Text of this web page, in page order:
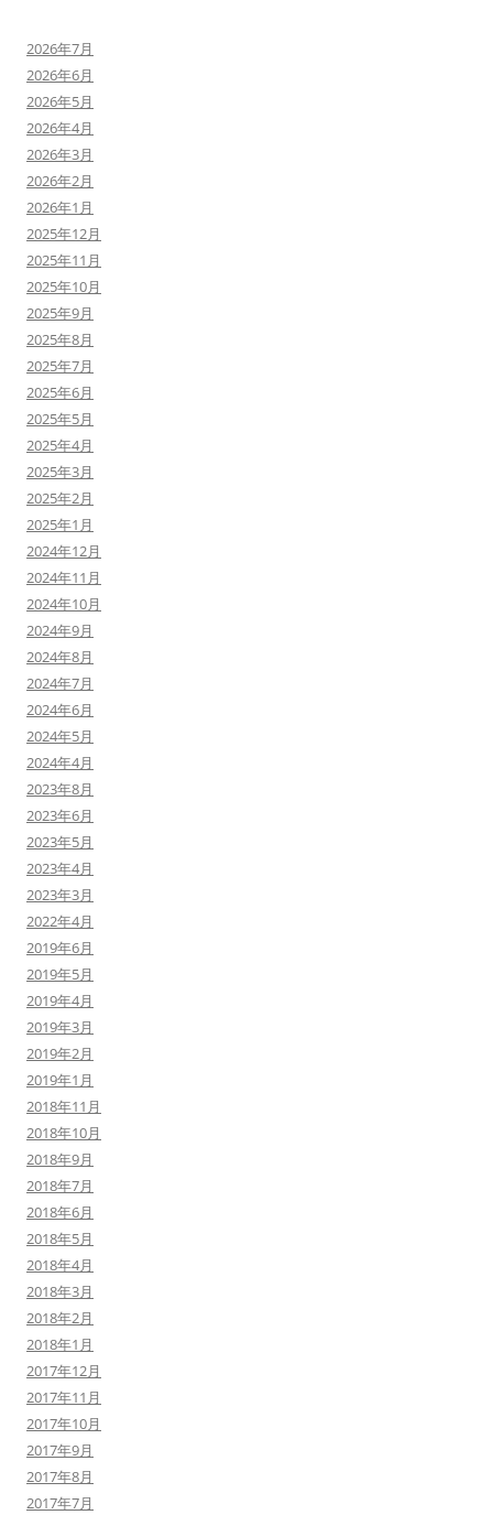
2026年7月
2026年6月
2026年5月
2026年4月
2026年3月
2026年2月
2026年1月
2025年12月
2025年11月
2025年10月
2025年9月
2025年8月
2025年7月
2025年6月
2025年5月
2025年4月
2025年3月
2025年2月
2025年1月
2024年12月
2024年11月
2024年10月
2024年9月
2024年8月
2024年7月
2024年6月
2024年5月
2024年4月
2023年8月
2023年6月
2023年5月
2023年4月
2023年3月
2022年4月
2019年6月
2019年5月
2019年4月
2019年3月
2019年2月
2019年1月
2018年11月
2018年10月
2018年9月
2018年7月
2018年6月
2018年5月
2018年4月
2018年3月
2018年2月
2018年1月
2017年12月
2017年11月
2017年10月
2017年9月
2017年8月
2017年7月